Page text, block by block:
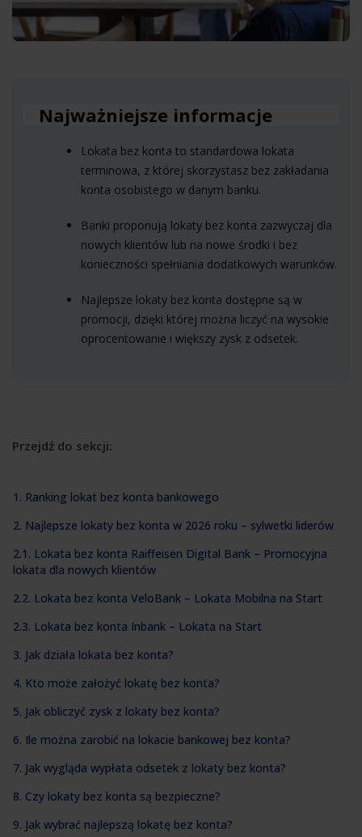
Najważniejsze informacje
Lokata bez konta to standardowa lokata
terminowa, z której skorzystasz bez zakładania
konta osobistego w danym banku.
Banki proponują lokaty bez konta zazwyczaj dla
nowych klientów lub na nowe środki i bez
konieczności spełniania dodatkowych warunków.
Najlepsze lokaty bez konta dostępne są w
promocji, dzięki której można liczyć na wysokie
oprocentowanie i większy zysk z odsetek.
Przejdź do sekcji:
1. Ranking lokat bez konta bankowego
2. Najlepsze lokaty bez konta w 2026 roku – sylwetki liderów
2.1. Lokata bez konta Raiffeisen Digital Bank – Promocyjna
lokata dla nowych klientów
2.2. Lokata bez konta VeloBank – Lokata Mobilna na Start
2.3. Lokata bez konta Inbank – Lokata na Start
3. Jak działa lokata bez konta?
4. Kto może założyć lokatę bez konta?
5. Jak obliczyć zysk z lokaty bez konta?
6. Ile można zarobić na lokacie bankowej bez konta?
7. Jak wygląda wypłata odsetek z lokaty bez konta?
8. Czy lokaty bez konta są bezpieczne?
9. Jak wybrać najlepszą lokatę bez konta?